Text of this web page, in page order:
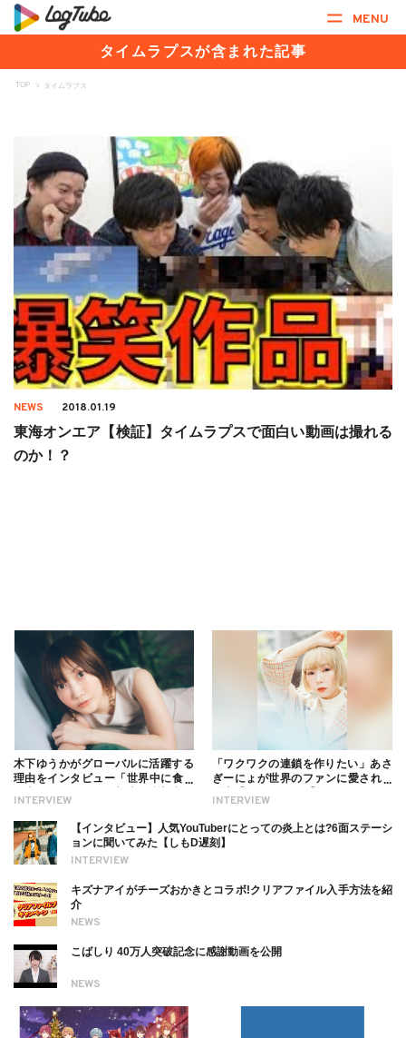
MENU
タイムラプスが含まれた記事
TOP > タイムラプス
NEWS 2018.01.19
東海オンエア【検証】タイムラプスで面白い動画は撮れる
のか！？
INTERVIEW
木下ゆうかがグローバルに活躍する
理由をインタビュー「世界中に食べ
ついても
INTERVIEW
「ワクワクの連鎖を作りたい」あさ
ぎーにょが世界のファンに愛される
INTERVIEW
【インタビュー】人気YouTuberにとっての炎上とは?6面ステーシ
ョンに聞いてみた【しもD遅刻】
NEWS
キズナアイがチーズおかきとコラボ!クリアファイル入手方法を紹
介
NEWS
こばしり 40万人突破記念に感謝動画を公開